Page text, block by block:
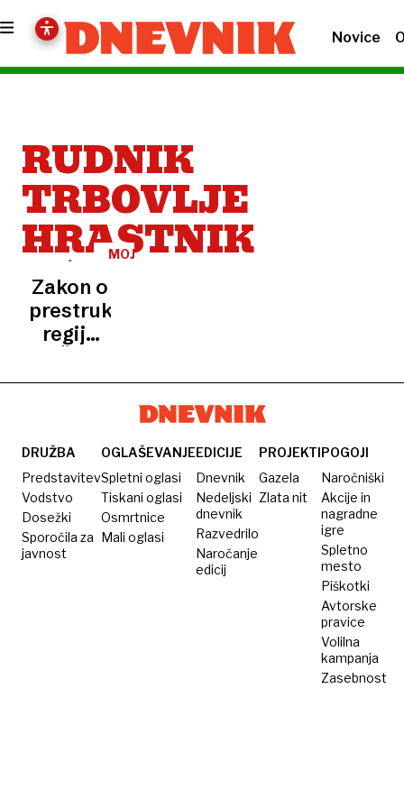
Novice
RUDNIK
TRBOVLJE
HRASTNIK
MOJCA
Zakon o
prestrukturiranju
regije
dobra
popoln
DRUŽBA
Predstavitev
Vodstvo
Dosežki
Sporočila za
javnost
OGLAŠEVANJE
Spletni oglasi
Tiskani oglasi
Osmrtnice
Mali oglasi
EDICIJE
Dnevnik
Nedeljski
dnevnik
Razvedrilo
Naročanje
edicij
PROJEKTI
Gazela
Zlata nit
POGOJI
Naročniški
Akcije in
nagradne
igre
Spletno
mesto
Piškotki
Avtorske
pravice
Volilna
kampanja
Zasebnost